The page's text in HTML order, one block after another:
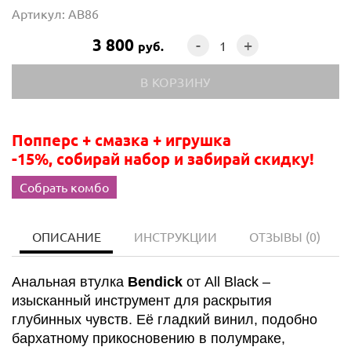
Артикул: AB86
3 800 руб. - +
Попперс + смазка + игрушка
-15%, собирай набор и забирай скидку!
Собрать комбо
ОПИСАНИЕ ИНСТРУКЦИИ ОТЗЫВЫ (0)
Анальная втулка Bendick от All Black –
изысканный инструмент для раскрытия
глубинных чувств. Её гладкий винил, подобно
бархатному прикосновению в полумраке,